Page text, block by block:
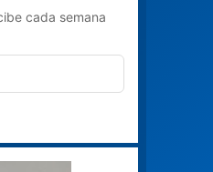
cada semana